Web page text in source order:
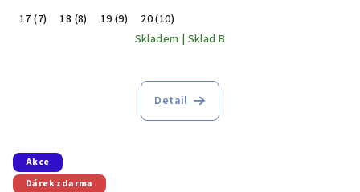
17 (7) 18 (8) 19 (9)
20 (10)
Skladem | Sklad B
Detail
Akce
Dárek zdarma